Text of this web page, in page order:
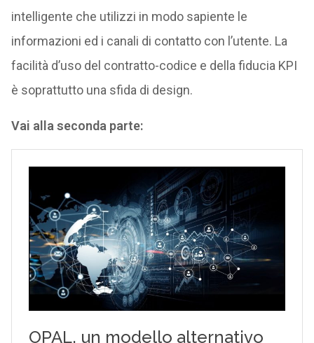
intelligente che utilizzi in modo sapiente le
informazioni ed i canali di contatto con l’utente. La
facilità d’uso del contratto-codice e della fiducia KPI
è soprattutto una sfida di design.
Vai alla seconda parte: